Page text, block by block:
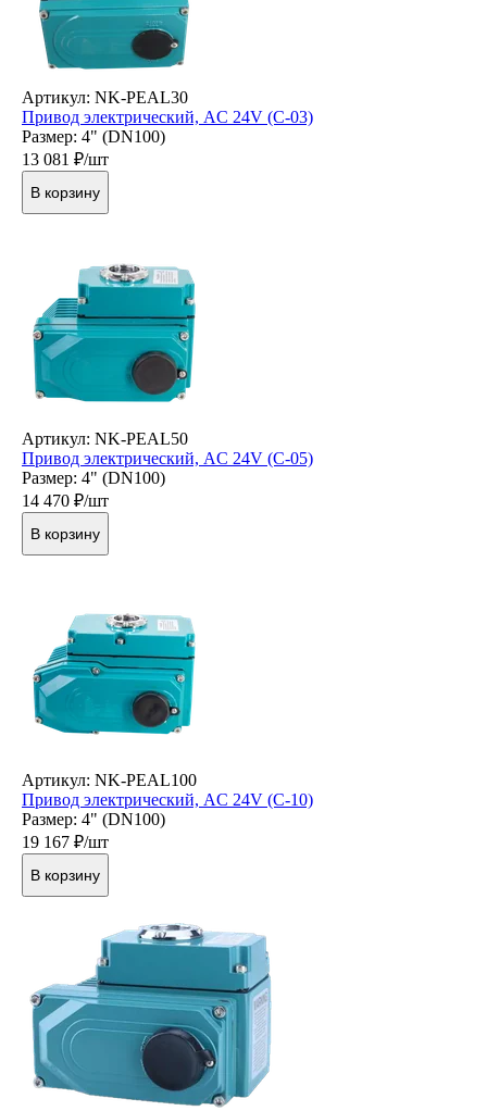
Артикул: NK-PEAL30
Привод электрический, AC 24V (C-03)
Размер: 4" (DN100)
13 081 ₽/шт
В корзину
Артикул: NK-PEAL50
Привод электрический, AC 24V (C-05)
Размер: 4" (DN100)
14 470 ₽/шт
В корзину
Артикул: NK-PEAL100
Привод электрический, AC 24V (C-10)
Размер: 4" (DN100)
19 167 ₽/шт
В корзину